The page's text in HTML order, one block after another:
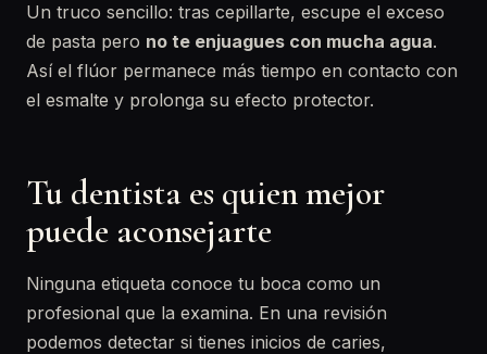
Un truco sencillo: tras cepillarte, escupe el exceso
de pasta pero no te enjuagues con mucha agua.
Así el flúor permanece más tiempo en contacto con
el esmalte y prolonga su efecto protector.
Tu dentista es quien mejor
puede aconsejarte
Ninguna etiqueta conoce tu boca como un
profesional que la examina. En una revisión
podemos detectar si tienes inicios de caries,